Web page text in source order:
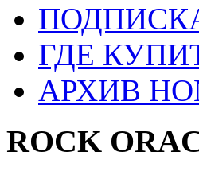
ГДЕ
АРХИВ
ROCK